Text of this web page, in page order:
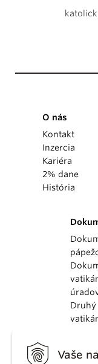
Vaše
O nás
Kontakt
Inzercia
Kariéra
2% dane
História
Druhý
KBS